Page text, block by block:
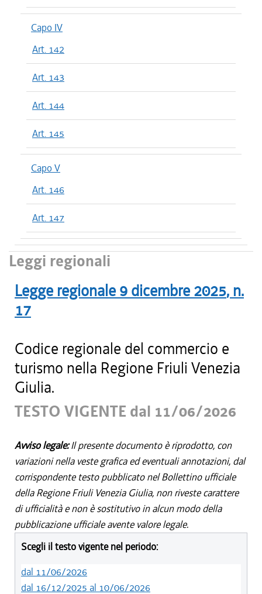
Capo IV
Art. 142
Art. 143
Art. 144
Art. 145
Capo V
Art. 146
Art. 147
Leggi regionali
Legge regionale 9 dicembre 2025, n.
17
Codice regionale del commercio e
turismo nella Regione Friuli Venezia
Giulia.
TESTO VIGENTE dal 11/06/2026
Avviso legale:Il presente documento è riprodotto, con
variazioni nella veste grafica ed eventuali annotazioni, dal
corrispondente testo pubblicato nel Bollettino ufficiale
della Regione Friuli Venezia Giulia, non riveste carattere
di ufficialità e non è sostitutivo in alcun modo della
pubblicazione ufficiale avente valore legale.
Scegli il testo vigente nel periodo:
dal 11/06/2026
dal 16/12/2025 al 10/06/2026